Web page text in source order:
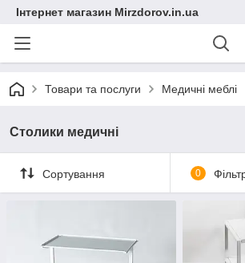
Інтернет магазин Mirzdorov.in.ua
Товари та послуги Медичні меблі
Столики медичні
Сортування 0